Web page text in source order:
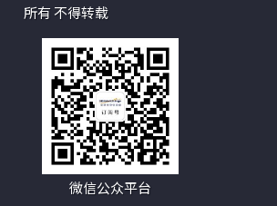
所有 不得转载
微信公众平台